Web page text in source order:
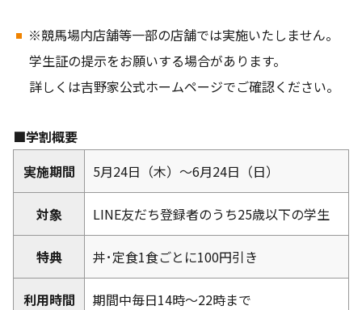
※競馬場内店舗等一部の店舗では実施いたしません。
学生証の提示をお願いする場合があります。
詳しくは吉野家公式ホームページでご確認ください。
■学割概要
実施期間
5月24日（木）～6月24日（日）
対象 LINE友だち登録者のうち25歳以下の学生
特典 丼･定食1食ごとに100円引き
利用時間 期間中毎日14時～22時まで